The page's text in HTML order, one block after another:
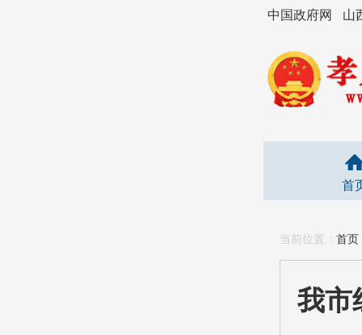
中国政府网 山
首
当前位置： 首页
我市